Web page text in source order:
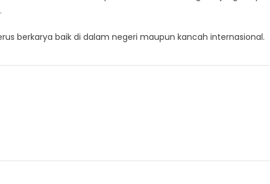
berkarya baik di dalam negeri maupun kancah internasional.